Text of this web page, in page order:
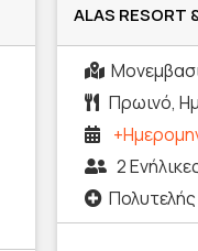
ALAS RESORT
Πρωινό,
2